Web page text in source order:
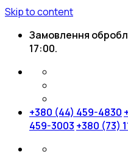
Skip to content
Замовлення
17:00.
+380 (44) 459-4830
459-3003 +380 (73)